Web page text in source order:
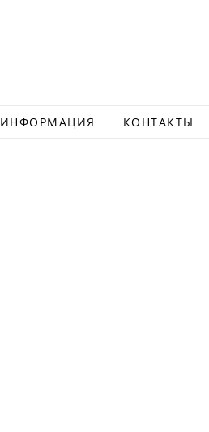
ИНФОРМАЦИЯ КОНТАКТЫ